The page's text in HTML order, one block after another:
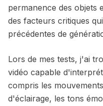
permanence des objets
des facteurs critiques
précédentes de
Lors de mes tests, j'ai
vidéo capable
compris les
d'éclairage, les tons